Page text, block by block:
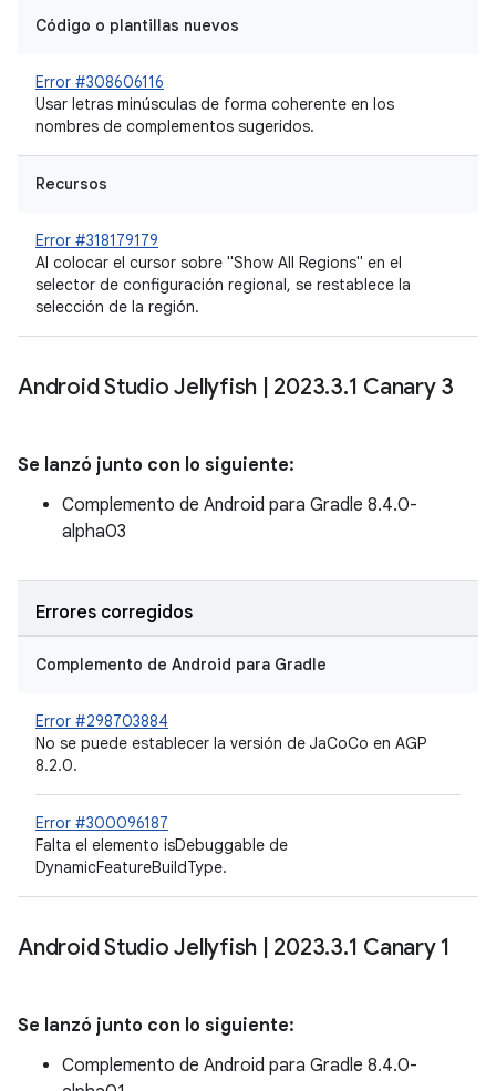
Código o plantillas nuevos
Error #308606116
Usar letras minúsculas de forma coherente en los
nombres de complementos sugeridos.
Recursos
Error #318179179
Al colocar el cursor sobre "Show All Regions" en el
selector de configuración regional, se restablece la
selección de la región.
Android Studio Jellyfish 2023.3.1 Canary 3
Se lanzó junto con lo siguiente:
Complemento de Android para Gradle 8.4.0-
alpha03
Errores corregidos
Complemento de Android para Gradle
Error #298703884
No se puede establecer la versión de JaCoCo en AGP
8.2.0.
Error #300096187
Falta el elemento isDebuggable de
DynamicFeatureBuildType.
Android Studio Jellyfish 2023.3.1 Canary 1
Se lanzó junto con lo siguiente:
Complemento de Android para Gradle 8.4.0-